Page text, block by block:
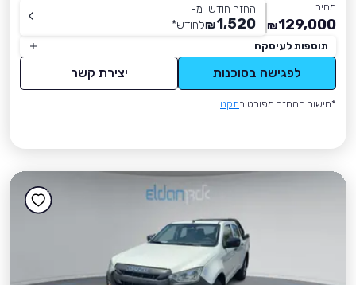
מחיר
129,000
₪
החזר חודשי מ-
1,520
₪לחודש*
תוספות לעיסקה
לפגישה בסוכנות יצירת קשר
*חישוב ההחזר מפורט בתקנון